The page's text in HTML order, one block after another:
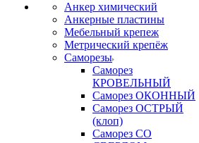
Анкер химический
Анкерные пластины
Мебельный крепеж
Метрический крепёж
Саморезы
Саморез
КРОВЕЛЬНЫЙ
Саморез ОКОННЫЙ
Саморез ОСТРЫЙ
(клоп)
Саморез СО